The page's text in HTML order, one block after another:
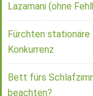
Lazamani (ohne
Fürchten stationäre
Konkurrenz
Bett fürs
beachten?